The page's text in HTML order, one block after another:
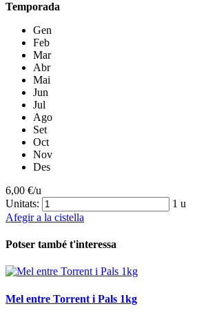
Temporada
Gen
Feb
Mar
Abr
Mai
Jun
Jul
Ago
Set
Oct
Nov
Des
6,00 €/u
Unitats:
1 u
Afegir a la cistella
Potser també t'interessa
Mel entre Torrent i Pals 1kg